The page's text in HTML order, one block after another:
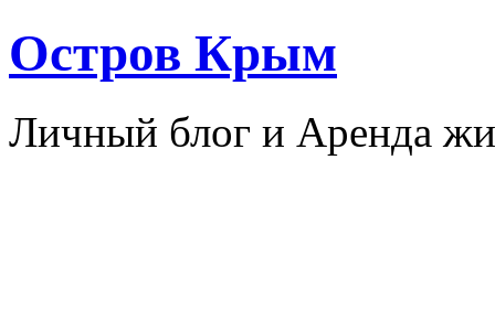
Остров Крым
Личный блог и Аренда